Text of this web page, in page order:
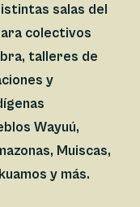
salas del
colectivos
talleres de
y
Wayuú,
Muiscas,
y más.